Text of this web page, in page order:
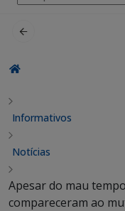
por:
Informativos
Notícias
Apesar do mau
compareceram ao